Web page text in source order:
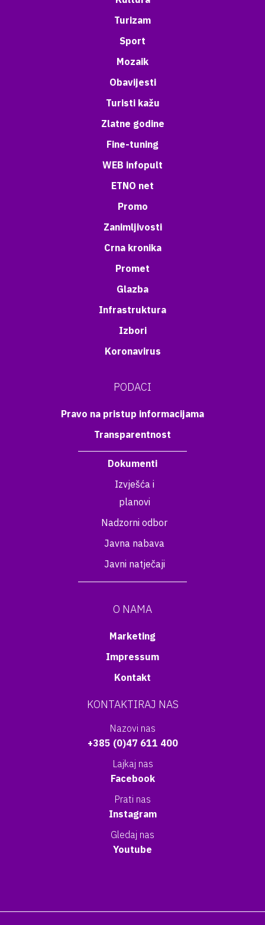
Turizam
Sport
Mozaik
Obavijesti
Turisti kažu
Zlatne godine
Fine-tuning
WEB infopult
ETNO net
Promo
Zanimljivosti
Crna kronika
Promet
Glazba
Infrastruktura
Izbori
Koronavirus
PODACI
Pravo na pristup informacijama
Transparentnost
Dokumenti
Izvješća i
planovi
Nadzorni odbor
Javna nabava
Javni natječaji
O NAMA
Marketing
Impressum
Kontakt
KONTAKTIRAJ NAS
Nazovi nas
+385 (0)47 611 400
Lajkaj nas
Facebook
Prati nas
Instagram
Gledaj nas
Youtube